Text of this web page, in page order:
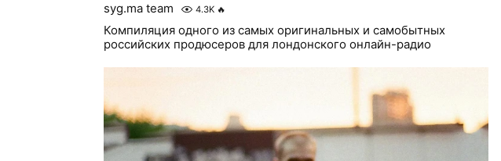
syg.ma team 4.3K 🔥
Компиляция одного из самых оригинальных и самобытных
российских продюсеров для лондонского онлайн-радио